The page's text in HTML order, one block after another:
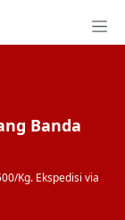
Banda
Kg. Ekspedisi via